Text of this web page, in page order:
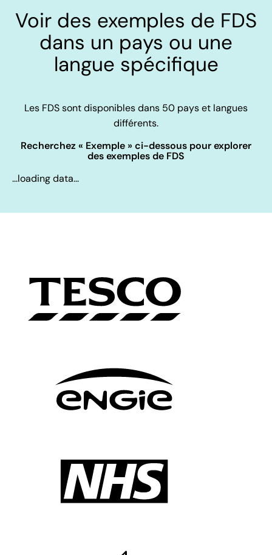
Voir des exemples de FDS
dans un pays ou une
langue spécifique
Les FDS sont disponibles dans 50 pays et langues
différents.
Recherchez « Exemple » ci-dessous pour explorer
des exemples de FDS
...loading data...